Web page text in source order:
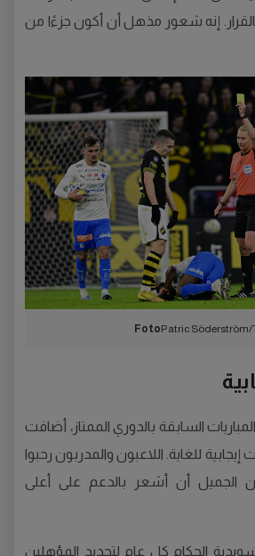
إنه شعور مذهل أن أكون جزءًا من
FotoPatric Söderström/
السابقة بالدوري الممتاز، أضافت
للغاية. اللاعبون والمدربون رحبوا
الجميل أن أشعر بالدعم على أعلى
الحكام كل عام لتحديد المؤهلين